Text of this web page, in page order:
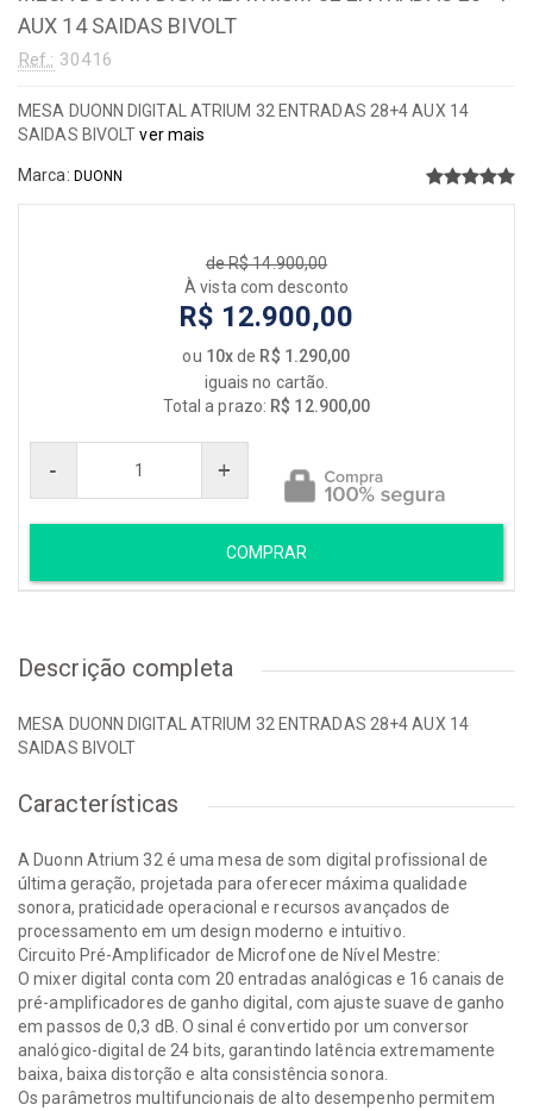
AUX 14 SAIDAS BIVOLT
Ref.: 30416
MESA DUONN DIGITAL ATRIUM 32 ENTRADAS 28+4 AUX 14
SAIDAS BIVOLTver mais
Marca: DUONN
de R$ 14.900,00
À vista com desconto
R$ 12.900,00
ou 10xde R$ 1.290,00
iguais no cartão.
Total a prazo: R$ 12.900,00
- +
COMPRAR
Descrição completa
MESA DUONN DIGITAL ATRIUM 32 ENTRADAS 28+4 AUX 14
SAIDAS BIVOLT
Características
A Duonn Atrium 32 é uma mesa de som digital profissional de
última geração, projetada para oferecer máxima qualidade
sonora, praticidade operacional e recursos avançados de
processamento em um design moderno e intuitivo.
Circuito Pré-Amplificador de Microfone de Nível Mestre:
O mixer digital conta com 20 entradas analógicas e 16 canais de
pré-amplificadores de ganho digital, com ajuste suave de ganho
em passos de 0,3 dB. O sinal é convertido por um conversor
analógico-digital de 24 bits, garantindo latência extremamente
baixa, baixa distorção e alta consistência sonora.
Os parâmetros multifuncionais de alto desempenho permitem